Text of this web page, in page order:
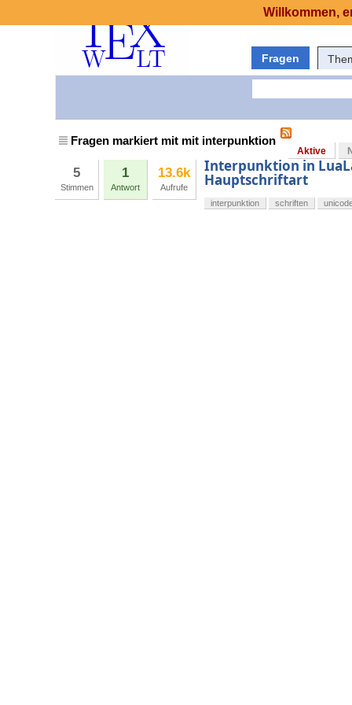
Fragen
Fragen markiert mit mit interpunktion
Aktive
5
Stimmen
1
Antwort
13.6k
Aufrufe
Interpunktion in
Hauptschriftart
interpunktion schriften
Willkommen,